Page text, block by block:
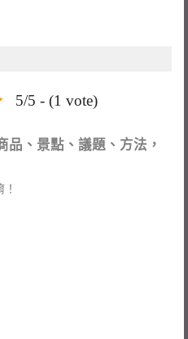
5/5 - (1 vote)
品、景點、議題、方法，